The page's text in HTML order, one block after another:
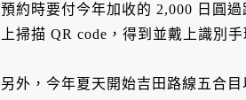
預約時要付今年加收的 2,000 日圓
上掃描 QR code，得到並戴上識別
另外，今年夏天開始吉田路線五合